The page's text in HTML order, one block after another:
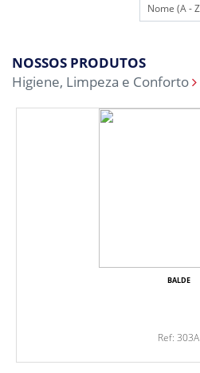
NOSSOS PRODUTOS
Higiene, Limpeza e Conforto
BALDE
Ref: 303A